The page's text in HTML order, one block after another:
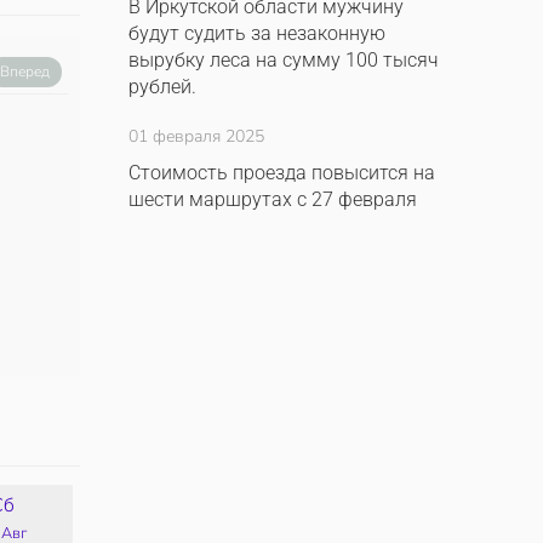
Вперед
В Иркутской области мужчину
будут судить за незаконную
вырубку леса на сумму 100 тысяч
рублей.
01 февраля 2025
Стоимость проезда повысится на
шести маршрутах с 27 февраля